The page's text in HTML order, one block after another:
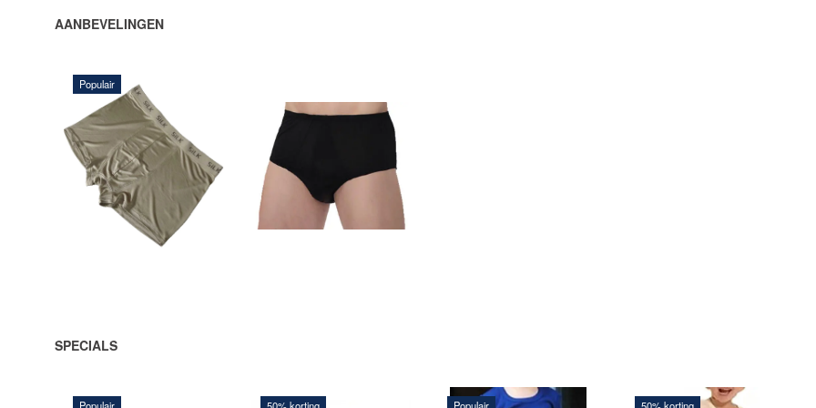
AANBEVELINGEN
Populair
252,00 DKK
VOEG TOE
AAN
WINKELWAGEN
VOEG TOE
AAN
WINKELWAGEN
SPECIALS